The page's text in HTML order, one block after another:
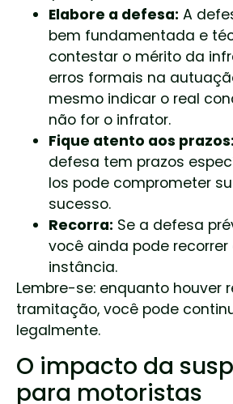
Elabore a defesa: A
bem fundamentada e
contestar o mérito da
erros formais na
mesmo indicar o real
não for o infrator.
Fique atento aos prazos:
defesa tem prazos
los pode comprometer
sucesso.
Recorra: Se a defesa
você ainda pode
instância.
Lembre-se: enquanto houver
tramitação, você pode
legalmente.
O impacto da
para motoristas